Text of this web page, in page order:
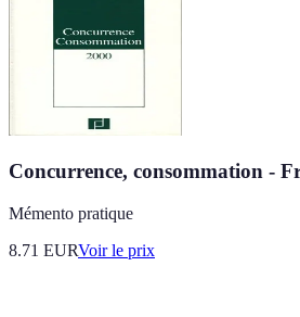
Concurrence, consommation -
Mémento pratique
8.71 EURVoir le prix